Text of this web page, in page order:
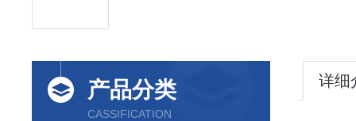
产品分类
CASSIFICATION
详细